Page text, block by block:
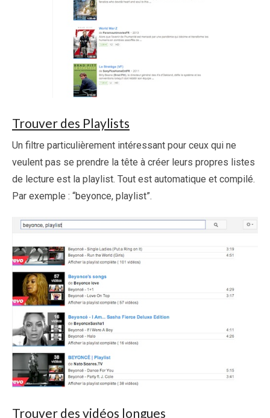
Trouver des Playlists
Un filtre particulièrement intéressant pour ceux qui ne
veulent pas se prendre la tête à créer leurs propres listes
de lecture est la playlist. Tout est automatique et compilé.
Par exemple : “beyonce, playlist”.
Trouver des vidéos longues